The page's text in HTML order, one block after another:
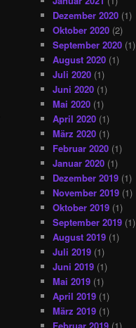
Dezember 2020 (1)
Oktober 2020 (2)
September 2020 (1)
August 2020 (1)
Juli 2020 (1)
Juni 2020 (1)
Mai 2020 (1)
April 2020 (1)
März 2020 (1)
Februar 2020 (1)
Januar 2020 (1)
Dezember 2019 (1)
November 2019 (1)
Oktober 2019 (1)
September 2019 (1)
August 2019 (1)
Juli 2019 (1)
Juni 2019 (1)
Mai 2019 (1)
April 2019 (1)
März 2019 (1)